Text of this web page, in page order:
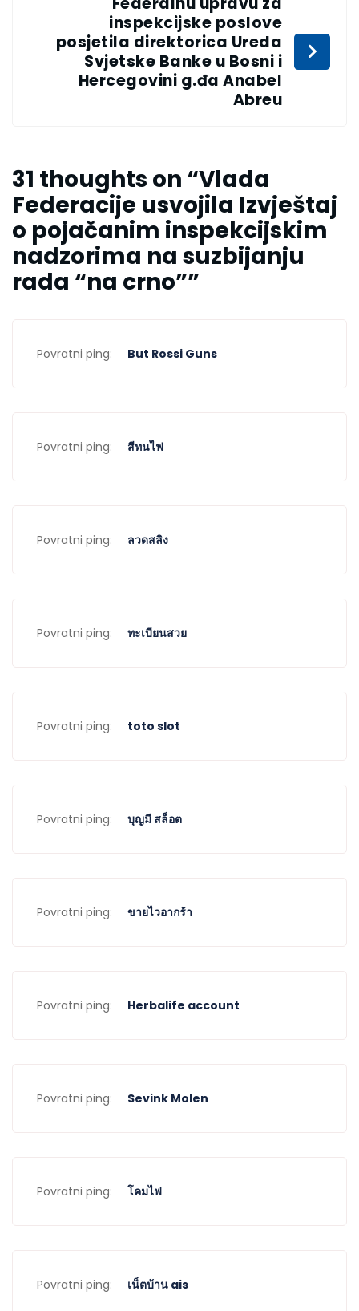
inspekcijske poslove
posjetila direktorica Ureda
Svjetske Banke u Bosni i
Hercegovini g.đa Anabel
Abreu
31 thoughts on “Vlada
Federacije usvojila Izvještaj
o pojačanim inspekcijskim
nadzorima na suzbijanju
rada “na crno””
Povratni ping: But Rossi Guns
Povratni ping: สีทนไฟ
Povratni ping: ลวดสลิง
Povratni ping: ทะเบียนสวย
Povratni ping: toto slot
Povratni ping: บุญมี สล็อต
Povratni ping: ขายไวอากร้า
Povratni ping: Herbalife account
Povratni ping: Sevink Molen
Povratni ping: โคมไฟ
Povratni ping: เน็ตบ้าน ais